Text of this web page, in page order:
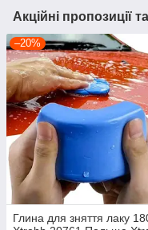
Акційні пропозиції
–20%
Глина для зняття лаку